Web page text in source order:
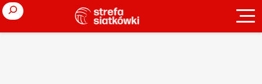
Search